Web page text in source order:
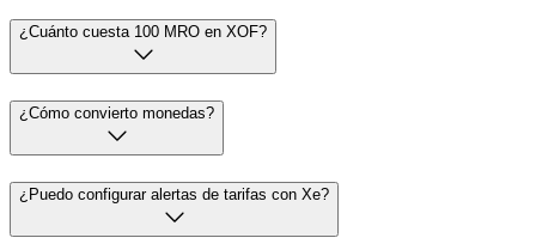
¿Cuánto cuesta 100 MRO en XOF?
¿Cómo convierto monedas?
¿Puedo configurar alertas de tarifas con Xe?